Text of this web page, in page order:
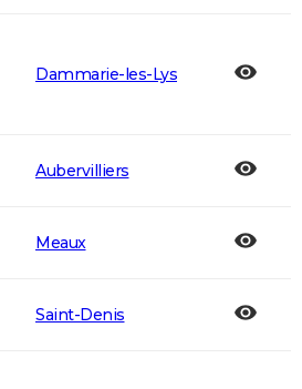
Dammarie-les-Lys
Aubervilliers
Meaux
Saint-Denis